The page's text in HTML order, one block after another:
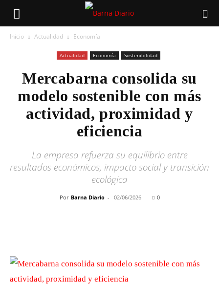
Inicio Actualidad Economía
Actualidad Economía Sostenibilidad
Mercabarna consolida su
modelo sostenible con más
actividad, proximidad y
eficiencia
La empresa refuerza su equilibrio entre
resultados económicos, impacto social y transición
ecológica
Por Barna Diario - 02/06/2026 0